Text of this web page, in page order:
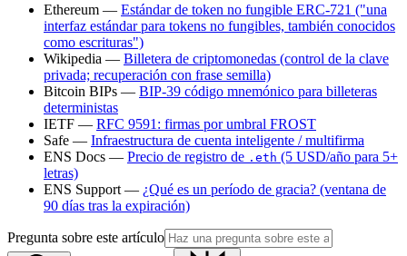
Ethereum — Estándar de token no fungible ERC-721 ("una
interfaz estándar para tokens no fungibles, también conocidos
como escrituras")
Wikipedia — Billetera de criptomonedas (control de la clave
privada; recuperación con frase semilla)
Bitcoin BIPs — BIP-39 código mnemónico para billeteras
deterministas
IETF — RFC 9591: firmas por umbral FROST
Safe — Infraestructura de cuenta inteligente / multifirma
ENS Docs — Precio de registro de .eth (5 USD/año para 5+
letras)
ENS Support — ¿Qué es un período de gracia? (ventana de
90 días tras la expiración)
Pregunta sobre este artículo